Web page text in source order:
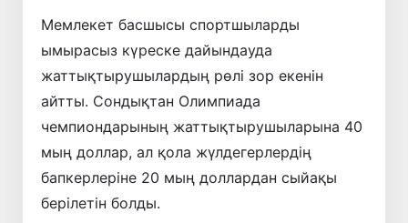
Мемлекет басшысы спортшыларды
ымырасыз күреске дайындауда
жаттықтырушылардың рөлі зор екенін
айтты. Сондықтан Олимпиада
чемпиондарының жаттықтырушыларына 40
мың доллар, ал қола жүлдегерлердің
бапкерлеріне 20 мың доллардан сыйақы
берілетін болды.